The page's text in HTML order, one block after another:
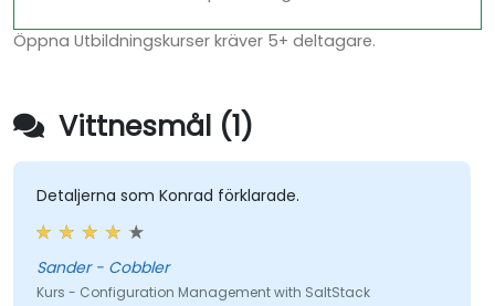
Öppna Utbildningskurser kräver 5+ deltagare.
Vittnesmål (1)
Detaljerna som Konrad förklarade.
Sander - Cobbler
Kurs - Configuration Management with SaltStack